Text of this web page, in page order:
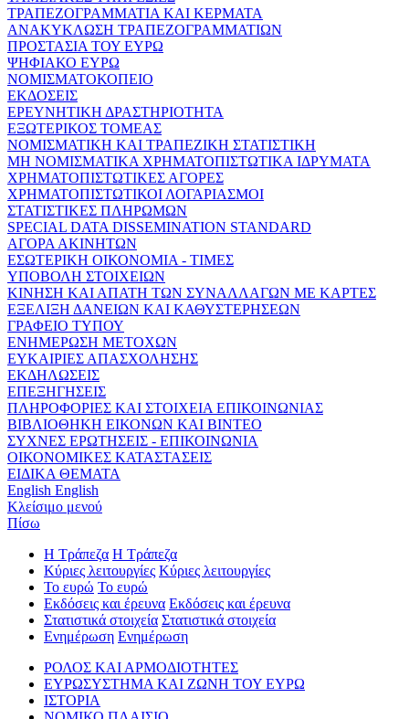
ΤΡΑΠΕΖΟΓΡΑΜΜΑΤΙΑ ΚΑΙ ΚΕΡΜΑΤΑ
ΑΝΑΚΥΚΛΩΣΗ ΤΡΑΠΕΖΟΓΡΑΜΜΑΤΙΩΝ
ΠΡΟΣΤΑΣΙΑ ΤΟΥ ΕΥΡΩ
ΨΗΦΙΑΚΟ ΕΥΡΩ
ΝΟΜΙΣΜΑΤΟΚΟΠΕΙΟ
ΕΚΔΟΣΕΙΣ
ΕΡΕΥΝΗΤΙΚΗ ΔΡΑΣΤΗΡΙΟΤΗΤΑ
ΕΞΩΤΕΡΙΚΟΣ ΤΟΜΕΑΣ
ΝΟΜΙΣΜΑΤΙΚΗ ΚΑΙ ΤΡΑΠΕΖΙΚΗ ΣΤΑΤΙΣΤΙΚΗ
ΜΗ ΝΟΜΙΣΜΑΤΙΚΑ ΧΡΗΜΑΤΟΠΙΣΤΩΤΙΚΑ ΙΔΡΥΜΑΤΑ
ΧΡΗΜΑΤΟΠΙΣΤΩΤΙΚΕΣ ΑΓΟΡΕΣ
ΧΡΗΜΑΤΟΠΙΣΤΩΤΙΚΟΙ ΛΟΓΑΡΙΑΣΜΟΙ
ΣΤΑΤΙΣΤΙΚΕΣ ΠΛΗΡΩΜΩΝ
SPECIAL DATA DISSEMINATION STANDARD
ΑΓΟΡΑ ΑΚΙΝΗΤΩΝ
ΕΣΩΤΕΡΙΚΗ ΟΙΚΟΝΟΜΙΑ - ΤΙΜΕΣ
ΥΠΟΒΟΛΗ ΣΤΟΙΧΕΙΩΝ
ΚΙΝΗΣΗ ΚΑΙ ΑΠΑΤΗ ΤΩΝ ΣΥΝΑΛΛΑΓΩΝ ΜΕ ΚΑΡΤΕΣ
ΕΞΕΛΙΞΗ ΔΑΝΕΙΩΝ ΚΑΙ ΚΑΘΥΣΤΕΡΗΣΕΩΝ
ΓΡΑΦΕΙΟ ΤΥΠΟΥ
ΕΝΗΜΕΡΩΣΗ ΜΕΤΟΧΩΝ
ΕΥΚΑΙΡΙΕΣ ΑΠΑΣΧΟΛΗΣΗΣ
ΕΚΔΗΛΩΣΕΙΣ
ΕΠΕΞΗΓΗΣΕΙΣ
ΠΛΗΡΟΦΟΡΙΕΣ ΚΑΙ ΣΤΟΙΧΕΙΑ ΕΠΙΚΟΙΝΩΝΙΑΣ
ΒΙΒΛΙΟΘΗΚΗ ΕΙΚΟΝΩΝ ΚΑΙ ΒΙΝΤΕΟ
ΣΥΧΝΕΣ ΕΡΩΤΗΣΕΙΣ - ΕΠΙΚΟΙΝΩΝΙΑ
ΟΙΚΟΝΟΜΙΚΕΣ ΚΑΤΑΣΤΑΣΕΙΣ
ΕΙΔΙΚΑ ΘΕΜΑΤΑ
English English
Κλείσιμο μενού
Πίσω
Η Τράπεζα Η Τράπεζα
Κύριες λειτουργίες Κύριες λειτουργίες
Το ευρώ Το ευρώ
Εκδόσεις και έρευνα Εκδόσεις και έρευνα
Στατιστικά στοιχεία Στατιστικά στοιχεία
Ενημέρωση Ενημέρωση
ΡΟΛΟΣ ΚΑΙ ΑΡΜΟΔΙΟΤΗΤΕΣ
ΕΥΡΩΣΥΣΤΗΜΑ ΚΑΙ ΖΩΝΗ ΤΟΥ ΕΥΡΩ
ΙΣΤΟΡΙΑ